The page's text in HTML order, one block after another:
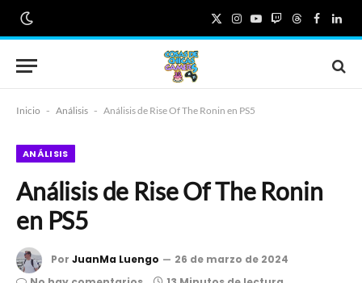
X
(Twitter)
Instagram
YouTube
TwitchThreads
Inicio - Análisis - Análisis de Rise Of The Ronin en PS5
ANÁLISIS
Análisis de Rise Of The Ronin
en PS5
Por JuanMa Luengo
26 de marzo de 2024